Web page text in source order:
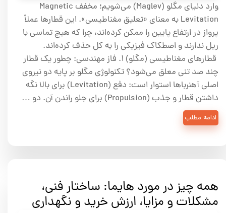
وارد دنیای مگلو (Maglev) می‌شویم؛ مخفف Magnetic
Levitation به معنای «تعلیق مغناطیسی». این قطارها عملاً
پرواز در ارتفاع پایین را ممکن کرده‌اند، چرا که هیچ تماسی با
ریل ندارند و اصطکاک فیزیکی را به کل حذف کرده‌اند.
قطارهای مغناطیسی (مگلو) ۱. فاز مهندسی: چطور یک قطار
چند صد تنی معلق می‌شود؟ تکنولوژی مگلو بر پایه دو نیروی
اصلی آهنرباها استوار است: دفع (Levitation) برای بالا نگه
داشتن قطار و جذب (Propulsion) برای جلو راندن آن. دو …
ادامه مطلب
همه چیز در مورد هایما: ساختار فنی،
مشکلات و مزایا، ارزش خرید و نگهداری